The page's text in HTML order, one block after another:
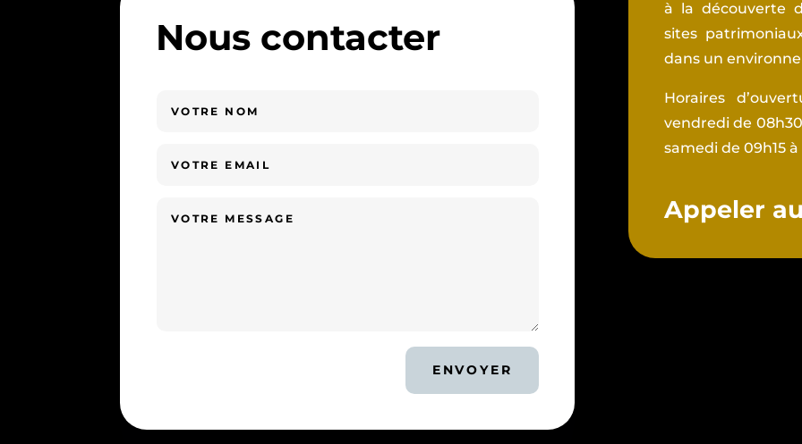
Nous contacter
ENVOYER
à la découverte
sites
dans un
Horaires
vendredi de
samedi de 09h15 à
Appeler au